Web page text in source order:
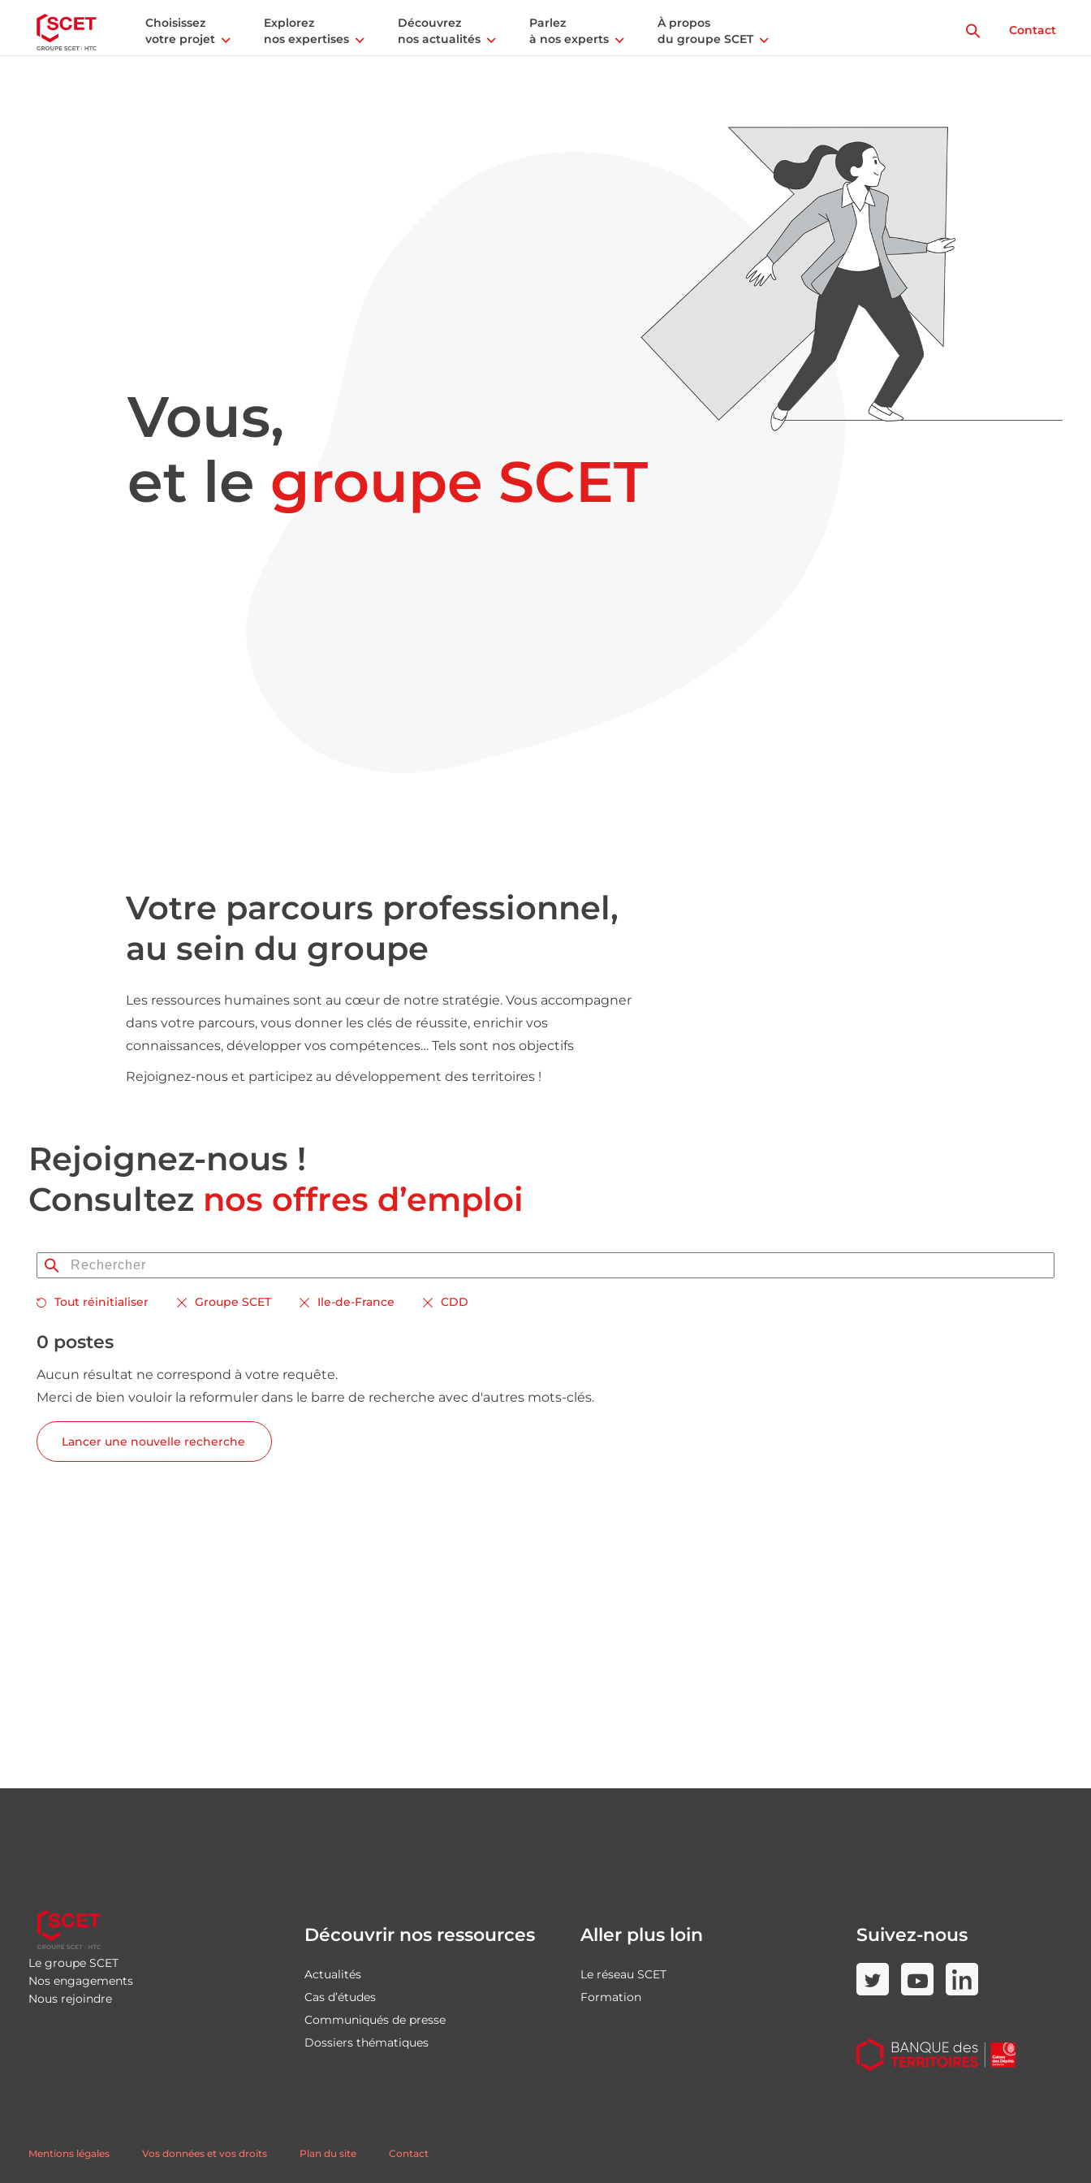
Choisissez
votre projet
Explorez
nos expertises
Découvrez
nos actualités
Parlez
à nos experts
À propos
du groupe SCET
Contact
Vous,
et le groupe SCET
Votre parcours professionnel,
au sein du groupe
Les ressources humaines sont au cœur de notre stratégie. Vous accompagner
dans votre parcours, vous donner les clés de réussite, enrichir vos
connaissances, développer vos compétences… Tels sont nos objectifs
Rejoignez-nous et participez au développement des territoires !
Rejoignez-nous !
Consultez nos offres d’emploi
Tout réinitialiser Groupe SCET Ile-de-France CDD
0 postes
Aucun résultat ne correspond à votre requête.
Merci de bien vouloir la reformuler dans le barre de recherche avec d'autres mots-clés.
Lancer une nouvelle recherche
Le groupe SCET
Nos engagements
Nous rejoindre
Découvrir nos ressources
Actualités
Cas d’études
Communiqués de presse
Dossiers thématiques
Aller plus loin
Le réseau SCET
Formation
Suivez-nous
Mentions légales Vos données et vos droits Plan du site Contact